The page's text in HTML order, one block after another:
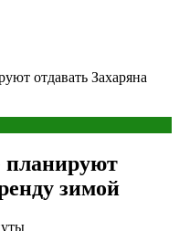
отдавать Захаряна
планируют
зимой